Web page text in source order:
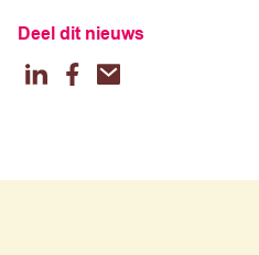
Deel dit nieuws
LinkedInFacebook
Email